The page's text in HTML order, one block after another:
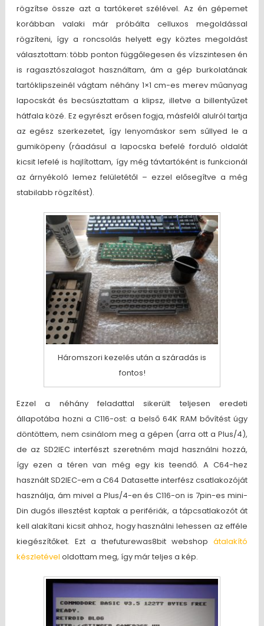
rögzítse össze azt a tartókeret szélével. Az én gépemet
korábban valaki már próbálta celluxos megoldással
rögzíteni, így a roncsolás helyett egy köztes megoldást
választottam: több ponton függőlegesen és vízszintesen én
is ragasztószalagot használtam, ám a gép burkolatának
tartóklipszeinél vágtam néhány 1×1 cm-es merev műanyag
lapocskát és becsúsztattam a klipsz, illetve a billentyűzet
hátfala közé. Ez egyrészt erősen fogja, másfelől alulról tartja
az egész szerkezetet, így lenyomáskor sem sűllyed le a
gumiköpeny (ráadásul a lapocska befelé forduló oldalát
kicsit lefelé is hajlítottam, így még távtartóként is funkcionál
az árnyékoló lemez felületétől – ezzel elősegítve a még
stabilabb rögzítést).
Háromszori kezelés után a száradás is
fontos!
Ezzel a néhány feladattal sikerült teljesen eredeti
állapotába hozni a C116-ost: a belső 64K RAM bővítést úgy
döntöttem, nem csinálom meg a gépen (arra ott a Plus/4),
de az SD2IEC interfészt szeretném majd használni hozzá,
így ezen a téren van még egy kis teendő. A C64-hez
használt SD2IEC-em a C64 Datasette interfész csatlakozóját
használja, ám mivel a Plus/4-en és C116-on is 7pin-es mini-
Din dugós illesztést kaptak a perifériák, a tápcsatlakozót át
kell alakítani kicsit ahhoz, hogy használni lehessen az efféle
kiegészítőket. Ezt a thefuturewas8bit webshopátalakító
készletével oldottam meg, így már teljes a kép.